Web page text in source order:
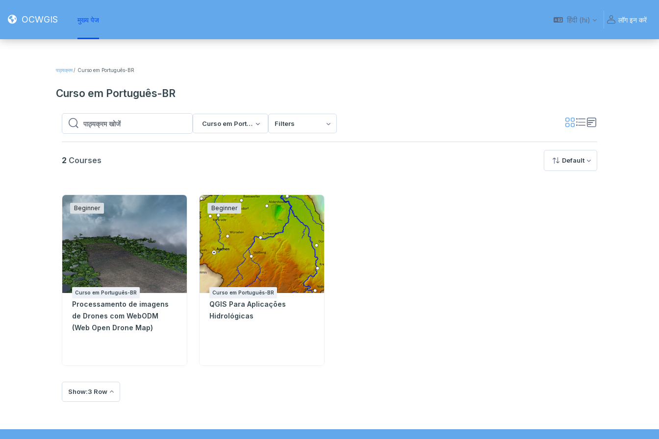
OCWGIS मुख्य पेज हिंदी ‎(hi)‎ लॉग इन करें
पाठ्यक्रम Curso em Português-BR
Curso em Português-BR
पाठ्यक्रम खोजें
पाठ्यक्रम खोजें
Curso em Português-BRFilters
2 Courses Default
Beginner
Curso em Português-BR
Processamento de imagens
de Drones com WebODM
(Web Open Drone Map)
Beginner
Curso em Português-BR
QGIS Para Aplicações
Hidrológicas
Show:3 Row